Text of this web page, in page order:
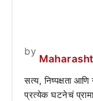
by
सत्य, निष्पक्षता आणि
प्रत्येक घटनेचं